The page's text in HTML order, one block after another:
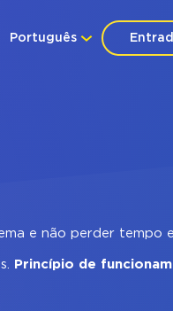
Português
e não perder tempo
Princípio de